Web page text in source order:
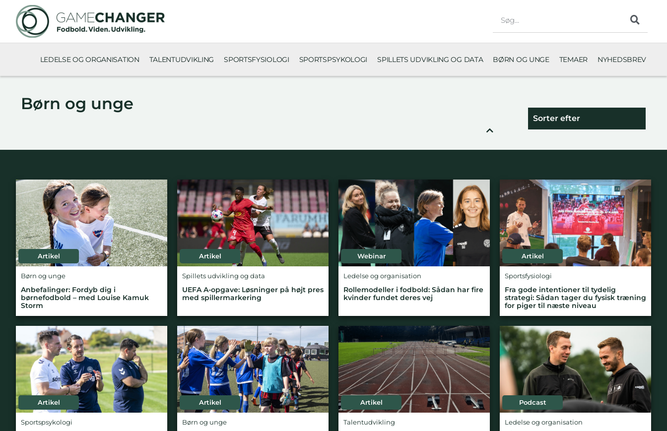
LEDELSE OG ORGANISATION TALENTUDVIKLING SPORTSFYSIOLOGI SPORTSPSYKOLOGI SPILLETS UDVIKLING OG DATA BØRN OG UNGE TEMAER NYHEDSBREV
Børn og unge
Sorter efter
Artikel
Børn og unge
Anbefalinger: Fordyb dig i
børnefodbold – med Louise Kamuk
Storm
Artikel
Spillets udvikling og data
UEFA A-opgave: Løsninger på højt pres
med spillermarkering
Webinar
Ledelse og organisation
Rollemodeller i fodbold: Sådan har fire
kvinder fundet deres vej
Artikel
Sportsfysiologi
Fra gode intentioner til tydelig
strategi: Sådan tager du fysisk træning
for piger til næste niveau
Artikel
Sportspsykologi
Artikel
Børn og unge
Artikel
Talentudvikling
Podcast
Ledelse og organisation